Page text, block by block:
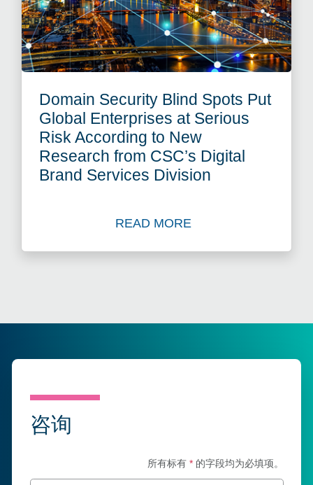
Domain Security Blind Spots Put
Global Enterprises at Serious
Risk According to New
Research from CSC’s Digital
Brand Services Division
READ MORE
Read more about Domain
咨询
所有标有 *的字段均为必填项。